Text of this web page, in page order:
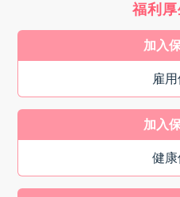
福利
加入
雇
加入
健